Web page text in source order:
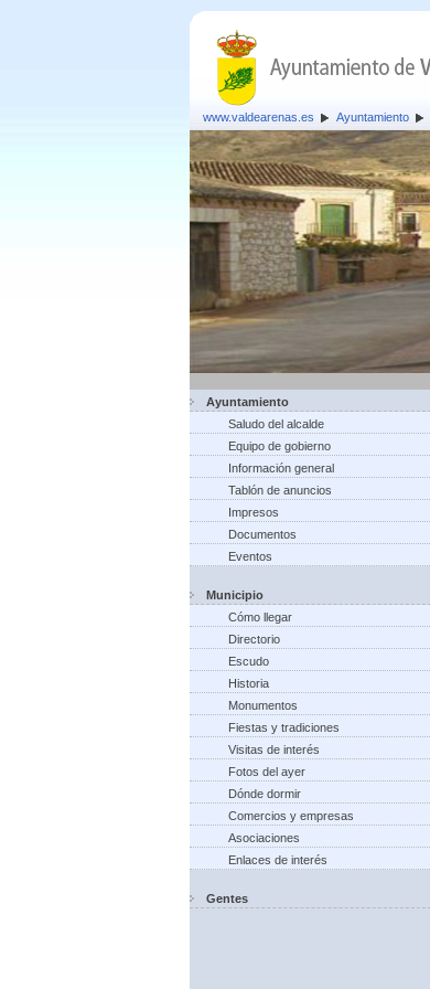
www.valdearenas.es Ayuntamiento
Ayuntamiento
Saludo del alcalde
Equipo de gobierno
Información general
Tablón de anuncios
Impresos
Documentos
Eventos
Municipio
Cómo llegar
Directorio
Escudo
Historia
Monumentos
Fiestas y tradiciones
Visitas de interés
Fotos del ayer
Dónde dormir
Comercios y empresas
Asociaciones
Enlaces de interés
Gentes